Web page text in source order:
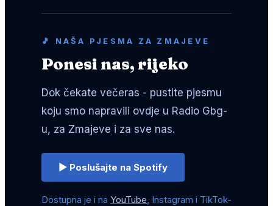
🎵 NAŠA PJESMA ZA ZMAJEVE
Ponesi nas, rijeko
Dok čekate večeras - pustite pjesmu
koju smo napravili ovdje u Radio Gbg-
u, za Zmajeve i za sve nas.
▶ Poslušajte na Spotify
Dostupna je i na YouTube, Instagram i TikTok-